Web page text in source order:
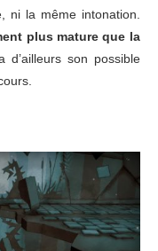
ni la même intonation.
plus mature que la
d’ailleurs son possible